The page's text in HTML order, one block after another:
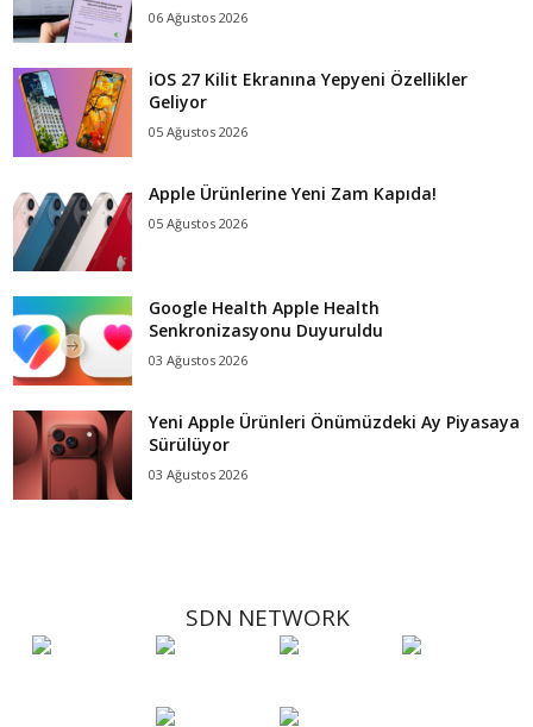
06 Ağustos 2026
iOS 27 Kilit Ekranına Yepyeni Özellikler
Geliyor
05 Ağustos 2026
Apple Ürünlerine Yeni Zam Kapıda!
05 Ağustos 2026
Google Health Apple Health
Senkronizasyonu Duyuruldu
03 Ağustos 2026
Yeni Apple Ürünleri Önümüzdeki Ay Piyasaya
Sürülüyor
03 Ağustos 2026
SDN NETWORK